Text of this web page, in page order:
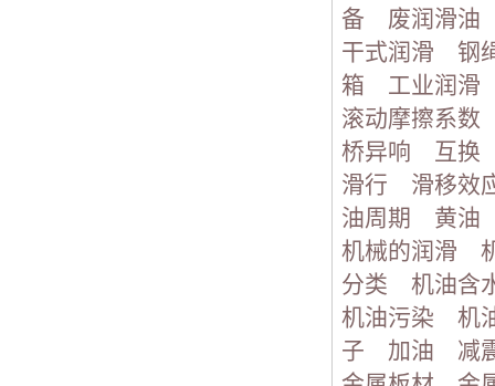
备
废润滑油
干式润滑
钢
箱
工业润滑
滚动摩擦系数
桥异响
互换
滑行
滑移效
油周期
黄油
机械的润滑
分类
机油含
机油污染
机
子
加油
减